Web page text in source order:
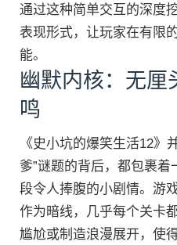
通过这种简单交互的深度
表现形式，让玩家在有限
能。
幽默内核：无厘
鸣
《史小坑的爆笑生活12》
爹”谜题的背后，都包裹着
段令人捧腹的小剧情。游
作为暗线，几乎每个关卡
尴尬或制造浪漫展开，使